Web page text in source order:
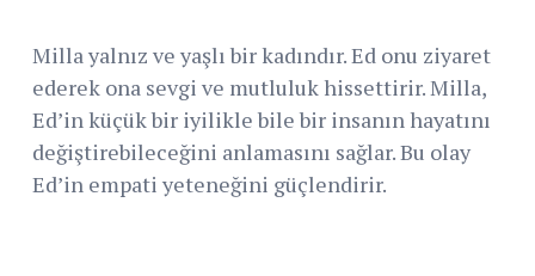
Milla yalnız ve yaşlı bir kadındır. Ed onu ziyaret
ederek ona sevgi ve mutluluk hissettirir. Milla,
Ed’in küçük bir iyilikle bile bir insanın hayatını
değiştirebileceğini anlamasını sağlar. Bu olay
Ed’in empati yeteneğini güçlendirir.